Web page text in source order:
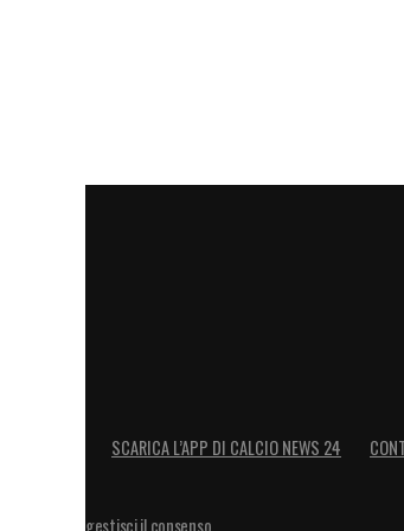
SCARICA L’APP DI CALCIO NEWS 24
gestisci il consenso